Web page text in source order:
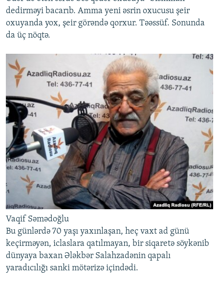
dedirməyi bacarıb. Amma yeni əsrin oxucusu şeir
oxuyanda yox, şeir görəndə qorxur. Təəssüf. Sonunda
da üç nöqtə.
Vaqif Səmədoğlu
Bu günlərdə 70 yaşı yaxınlaşan, heç vaxt ad günü
keçirməyən, iclaslara qatılmayan, bir siqaretə söykənib
dünyaya baxan Ələkbər Salahzadənin qapalı
yaradıcılığı sanki mötərizə içindədi.